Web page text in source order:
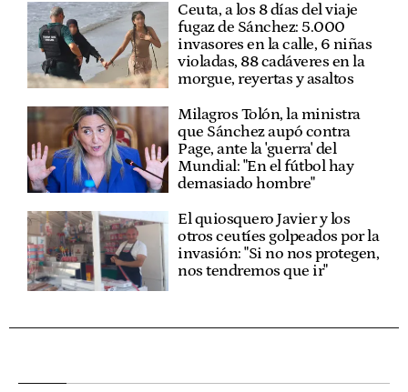
Ceuta, a los 8 días del viaje
fugaz de Sánchez: 5.000
invasores en la calle, 6 niñas
violadas, 88 cadáveres en la
morgue, reyertas y asaltos
Milagros Tolón, la ministra
que Sánchez aupó contra
Page, ante la 'guerra' del
Mundial: "En el fútbol hay
demasiado hombre"
El quiosquero Javier y los
otros ceutíes golpeados por la
invasión: "Si no nos protegen,
nos tendremos que ir"